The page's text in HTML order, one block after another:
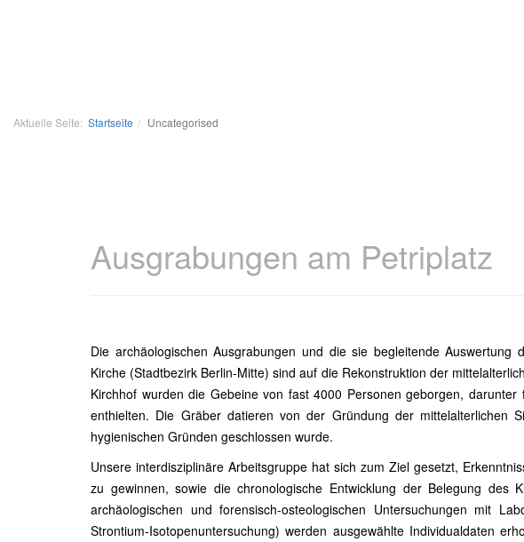
Aktuelle Seite: Startseite Uncategorised
Ausgrabungen am Petriplatz
Die archäologischen Ausgrabungen und die sie begleitende
Kirche (Stadtbezirk Berlin-Mitte) sind auf die Rekonstruktion der
Kirchhof wurden die Gebeine von fast 4000 Personen geborgen,
enthielten. Die Gräber datieren von der Gründung der
hygienischen Gründen geschlossen wurde.
Unsere interdisziplinäre Arbeitsgruppe hat sich zum Ziel gesetzt,
zu gewinnen, sowie die chronologische Entwicklung der Belegung des
archäologischen und forensisch-osteologischen Untersuchungen mit
Strontium-Isotopenuntersuchung) werden ausgewählte Individualdaten